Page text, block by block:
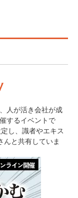
人が活き会社が成
するイベントで
し、識者やエキス
んと共有していま